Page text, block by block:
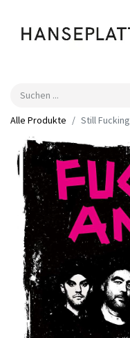
Alle Produkte Still